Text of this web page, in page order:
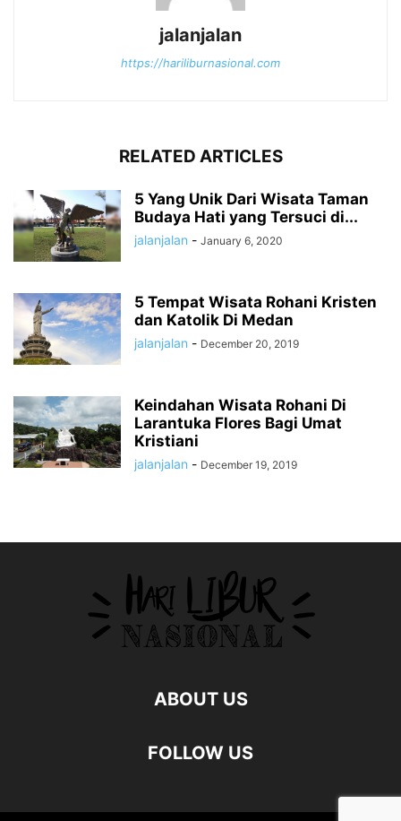
jalanjalan
https://hariliburnasional.com
RELATED ARTICLES
5 Yang Unik Dari Wisata Taman
Budaya Hati yang Tersuci di...
jalanjalan - January 6, 2020
5 Tempat Wisata Rohani Kristen
dan Katolik Di Medan
jalanjalan - December 20, 2019
Keindahan Wisata Rohani Di
Larantuka Flores Bagi Umat
Kristiani
jalanjalan - December 19, 2019
ABOUT US
FOLLOW US